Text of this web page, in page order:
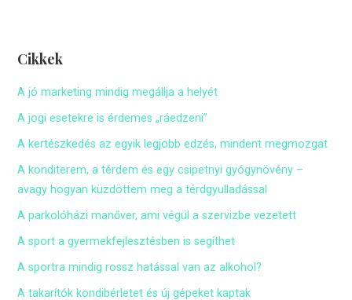
Cikkek
A jó marketing mindig megállja a helyét
A jogi esetekre is érdemes „ráedzeni”
A kertészkedés az egyik legjobb edzés, mindent megmozgat
A konditerem, a térdem és egy csipetnyi gyógynövény –
avagy hogyan küzdöttem meg a térdgyulladással
A parkolóházi manőver, ami végül a szervizbe vezetett
A sport a gyermekfejlesztésben is segíthet
A sportra mindig rossz hatással van az alkohol?
A takarítók kondibérletet és új gépeket kaptak